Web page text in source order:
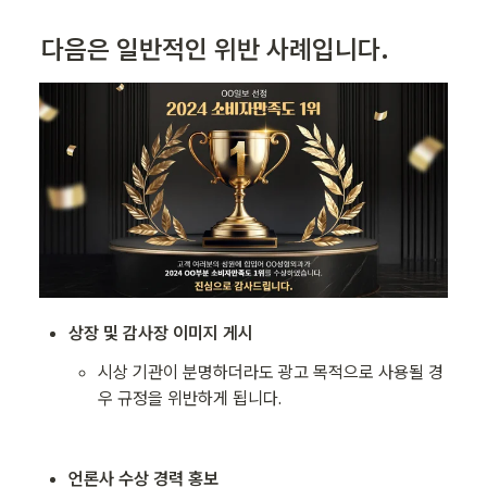
다음은 일반적인 위반 사례입니다.
상장 및 감사장 이미지 게시
시상 기관이 분명하더라도 광고 목적으로 사용될 경
우 규정을 위반하게 됩니다.
언론사 수상 경력 홍보